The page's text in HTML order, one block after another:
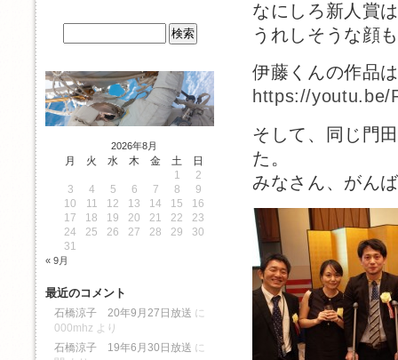
なにしろ新人賞
うれしそうな顔
伊藤くんの作品
https://youtu.be/
そして、同じ門
た。
みなさん、がん
2026年8月
月 火 水 木 金 土
日
1
2
3
4 5 6 7 8
9
10
11 12 13 14 15
16
17
18 19 20 21 22
23
24
25 26 27 28 29
30
31
« 9月
最近のコメント
石橋涼子 20年9月27日放送 に
000mhz より
石橋涼子 19年6月30日放送 に